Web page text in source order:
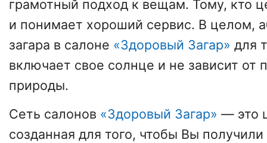
грамотный подход к вещам. Тому, кто
и понимает хороший сервис. В целом,
загара в салоне «Здоровый Загар» для
включает свое солнце и не зависит от
природы.
Сеть салонов «Здоровый Загар» — это
созданная для того, чтобы Вы